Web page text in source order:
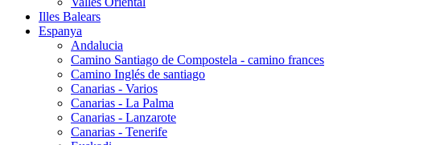
Illes Balears
Espanya
Andalucia
Camino Santiago de Compostela - camino frances
Camino Inglés de santiago
Canarias - Varios
Canarias - La Palma
Canarias - Lanzarote
Canarias - Tenerife